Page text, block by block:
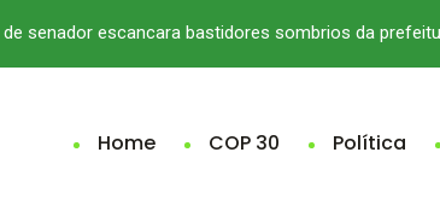
senador escancara bastidores sombrios da
Home COP 30 Política